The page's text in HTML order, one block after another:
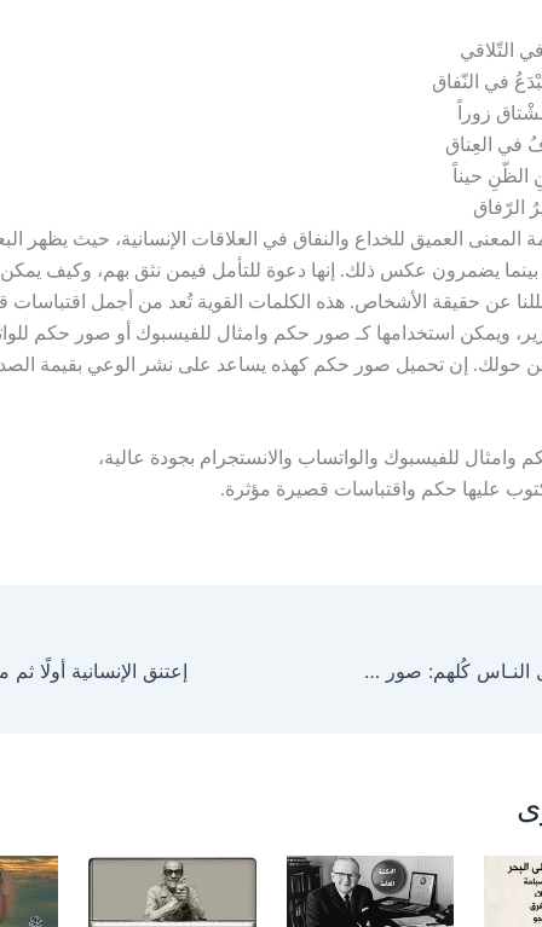
التّلاقي
في النّفاق
زوراً
في العِناق
الظّنِ حيناً
الرّفاق
المعنى العميق للخداع والنفاق في العلاقات الإنسانية، حيث يظهر
يضمرون عكس ذلك. إنها دعوة للتأمل فيمن نثق بهم، وكيف
عن حقيقة الأشخاص. هذه الكلمات القوية تُعد من أجمل اقتباسات
ويمكن استخدامها كـ صور حكم وامثال للفيسبوك أو صور حكم
حولك. إن تحميل صور حكم كهذه يساعد على نشر الوعي بقيمة
للفيسبوك والواتساب والانستجرام بجودة عالية،
عليها حكم واقتباسات قصيرة مؤثرة.
ابـدأ بنفسـك قبـل النـاس كُلهم: صور حكم وأمثال عن إصلاح الذات